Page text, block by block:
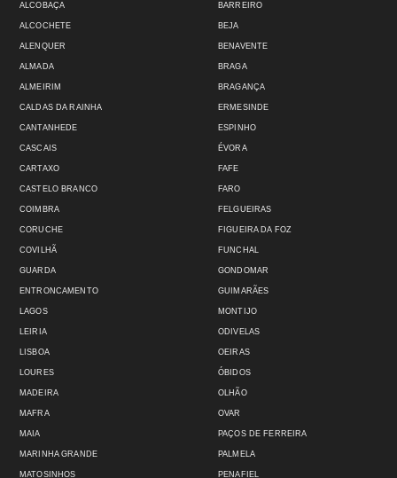
ALCOBAÇA
ALCOCHETE
ALENQUER
ALMADA
ALMEIRIM
BARREIRO
BEJA
BENAVENTE
BRAGA
BRAGANÇA
CALDAS DA RAINHA
CANTANHEDE
CASCAIS
CARTAXO
CASTELO BRANCO
COIMBRA
CORUCHE
COVILHÃ
GUARDA
ENTRONCAMENTO
ERMESINDE
ESPINHO
ÉVORA
FAFE
FARO
FELGUEIRAS
FIGUEIRA DA FOZ
FUNCHAL
GONDOMAR
GUIMARÃES
LAGOS
LEIRIA
LISBOA
LOURES
MADEIRA
MAFRA
MAIA
MARINHA GRANDE
MATOSINHOS
MONTIJO
ODIVELAS
OEIRAS
ÓBIDOS
OLHÃO
OVAR
PAÇOS DE FERREIRA
PALMELA
PENAFIEL